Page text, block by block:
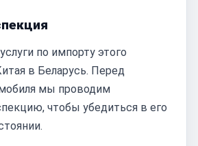
по импорту этого
в Беларусь. Перед
мы проводим
чтобы убедиться в его